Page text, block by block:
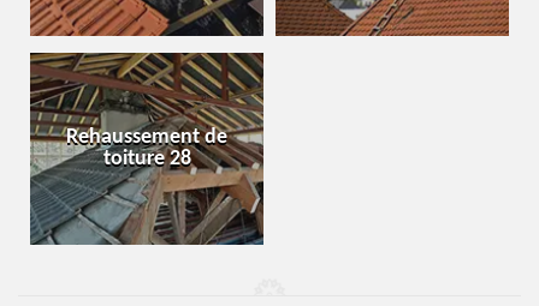
Rehaussement de
toiture 28